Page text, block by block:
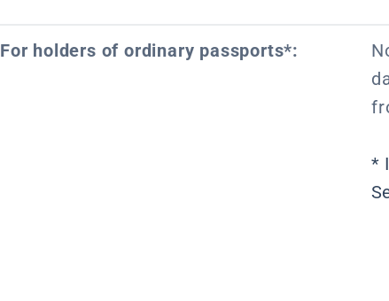
For holders of ordinary passports*:
*